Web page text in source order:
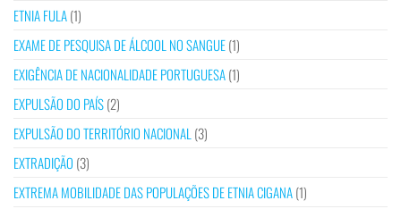
ETNIA FULA(1)
EXAME DE PESQUISA DE ÁLCOOL NO SANGUE(1)
EXIGÊNCIA DE NACIONALIDADE PORTUGUESA(1)
EXPULSÃO DO PAÍS(2)
EXPULSÃO DO TERRITÓRIO NACIONAL (3)
EXTRADIÇÃO (3)
EXTREMA MOBILIDADE DAS POPULAÇÕES DE ETNIA CIGANA(1)